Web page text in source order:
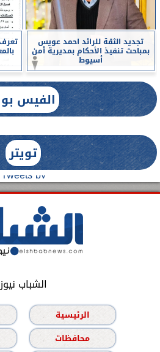
تجديد الثقة للرائد احمد عويس
بمباحث تنفيذ الأحكام بمديرية أمن
أسيوط
الفيس
تويتر
Tweets by
الشباب نيوز
الرئيسية
محافظات